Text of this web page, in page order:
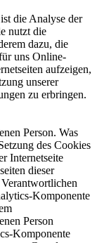
die Analyse der
nutzt die
dazu, die
uns Online-
aufzeigen,
unserer
zu erbringen.
Person. Was
des Cookies
Internetseite
dieser
Komponente
Person
Komponente